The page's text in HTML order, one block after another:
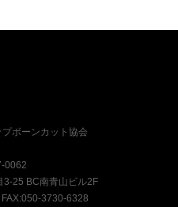
ボーンカット協会
0062
3-25 BC南青山ビル2F
3730-6328